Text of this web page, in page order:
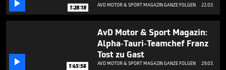
hour,
10
 1:28:18 AVD MOTOR & SPORT MAGAZIN GANZE FOLGEN 22.03.
 1:45:56
AvD Motor & Sport Magazin:
Alpha-Tauri-Teamchef Franz
Tost zu Gast
AVD MOTOR & SPORT MAGAZIN GANZE FOLGEN 29.03.